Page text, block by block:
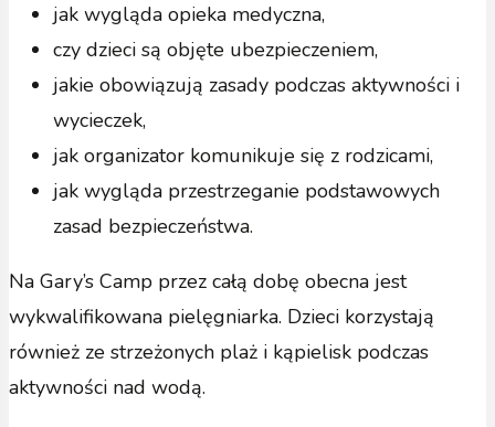
jak wygląda opieka medyczna,
czy dzieci są objęte ubezpieczeniem,
jakie obowiązują zasady podczas aktywności i
wycieczek,
jak organizator komunikuje się z rodzicami,
jak wygląda przestrzeganie podstawowych
zasad bezpieczeństwa.
Na Gary’s Camp przez całą dobę obecna jest
wykwalifikowana pielęgniarka. Dzieci korzystają
również ze strzeżonych plaż i kąpielisk podczas
aktywności nad wodą.